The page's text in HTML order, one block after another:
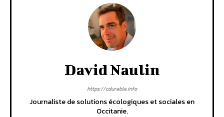
David Naulin
https://cdurable.info
Journaliste de solutions écologiques et sociales en
Occitanie.